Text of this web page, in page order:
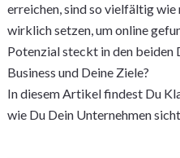
erreichen, sind so vielfältig
wirklich setzen, um online
Potenzial steckt in den beiden
Business und Deine Ziele?
In diesem Artikel findest Du
wie Du Dein Unternehmen